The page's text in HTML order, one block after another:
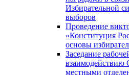
Избирательной
выборов
Проведение
«Конституция
основы
Заседание
местными